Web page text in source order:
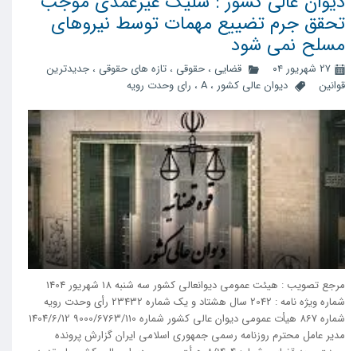
تحقق جرم تضییع مهمات توسط نیروهای
مسلح نمی شود
۲۷ شهریور ۰۴ قضایی ، حقوقی ، تازه های حقوقی ، جدیدترین
قوانین
دیوان عالی کشور ، A ، رای وحدت رویه
مرجع تصویب : هیئت عمومی دیوانعالی کشور سه شنبه 18 شهریور 1404
شماره ویژه نامه : 2042 سال هشتاد و یک شماره 23432 رأی وحدت رویه
شماره 867 هیأت عمومی دیوان عالی کشور شماره 9000/6763/110 1404/6/12
مدیر عامل محترم روزنامه رسمی جمهوری اسلامی ایران گزارش پرونده